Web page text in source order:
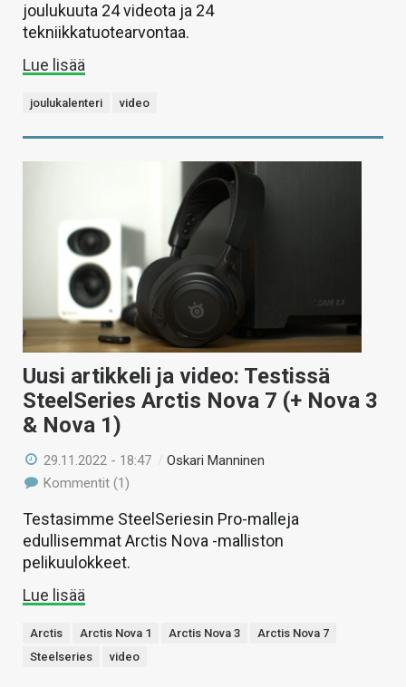
joulukuuta 24 videota ja 24
tekniikkatuotearvontaa.
Lue lisää
joulukalenteri video
Uusi artikkeli ja video: Testissä
SteelSeries Arctis Nova 7 (+ Nova 3
& Nova 1)
29.11.2022 - 18:47 /Oskari Manninen
Kommentit (1)
Testasimme SteelSeriesin Pro-malleja
edullisemmat Arctis Nova -malliston
pelikuulokkeet.
Lue lisää
Arctis Arctis Nova 1 Arctis Nova 3
Arctis Nova 7
Steelseries
video